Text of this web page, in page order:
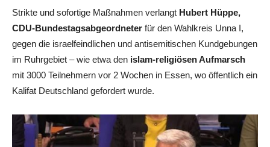
Strikte und sofortige Maßnahmen verlangt Hubert Hüppe,
CDU-Bundestagsabgeordneter für den Wahlkreis Unna I,
gegen die israelfeindlichen und antisemitischen Kundgebungen
im Ruhrgebiet – wie etwa den islam-religiösen Aufmarsch
mit 3000 Teilnehmern vor 2 Wochen in Essen, wo öffentlich ein
Kalifat Deutschland gefordert wurde.